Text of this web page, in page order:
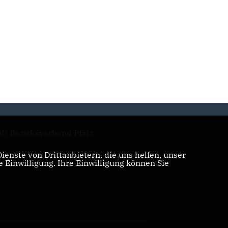
von Drittanbietern, die uns helfen, unser
Einwilligung. Ihre Einwilligung können Sie